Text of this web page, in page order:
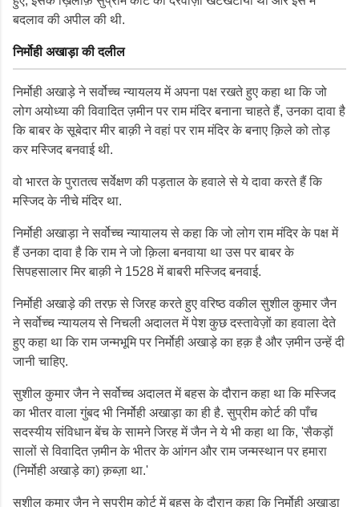
बदलाव की अपील की थी.
निर्मोही अखाड़ा की दलील
निर्मोही अखाड़े ने सर्वोच्च न्यायलय में अपना पक्ष रखते हुए कहा था कि जो
लोग अयोध्या की विवादित ज़मीन पर राम मंदिर बनाना चाहते हैं, उनका दावा है
कि बाबर के सूबेदार मीर बाक़ी ने वहां पर राम मंदिर के बनाए क़िले को तोड़
कर मस्जिद बनवाई थी.
वो भारत के पुरातत्व सर्वेक्षण की पड़ताल के हवाले से ये दावा करते हैं कि
मस्जिद के नीचे मंदिर था.
निर्मोही अखाड़ा ने सर्वोच्च न्यायालय से कहा कि जो लोग राम मंदिर के पक्ष में
हैं उनका दावा है कि राम ने जो क़िला बनवाया था उस पर बाबर के
सिपहसालार मिर बाक़ी ने 1528 में बाबरी मस्जिद बनवाई.
निर्मोही अखाड़े की तरफ़ से जिरह करते हुए वरिष्ठ वकील सुशील कुमार जैन
ने सर्वोच्च न्यायलय से निचली अदालत में पेश कुछ दस्तावेज़ों का हवाला देते
हुए कहा था कि राम जन्मभूमि पर निर्मोही अखाड़े का हक़ है और ज़मीन उन्हें दी
जानी चाहिए.
सुशील कुमार जैन ने सर्वोच्च अदालत में बहस के दौरान कहा था कि मस्जिद
का भीतर वाला गुंबद भी निर्मोही अखाड़ा का ही है. सुप्रीम कोर्ट की पाँच
सदस्यीय संविधान बेंच के सामने जिरह में जैन ने ये भी कहा था कि, 'सैकड़ों
सालों से विवादित ज़मीन के भीतर के आंगन और राम जन्मस्थान पर हमारा
(निर्मोही अखाड़े का) क़ब्ज़ा था.'
सुशील कुमार जैन ने सुप्रीम कोर्ट में बहस के दौरान कहा कि निर्मोही अखाड़ा